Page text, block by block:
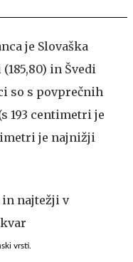
je Slovaška
in Švedi
so s povprečnih
193 centimetri je
je najnižji
vrsti.